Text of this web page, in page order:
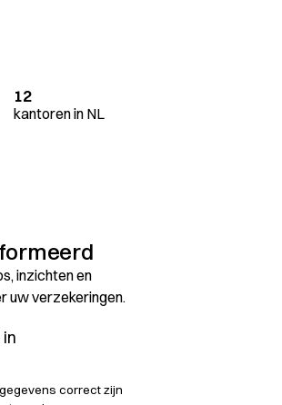
12
kantoren in NL
inzichten en
uw verzekeringen.
correct zijn